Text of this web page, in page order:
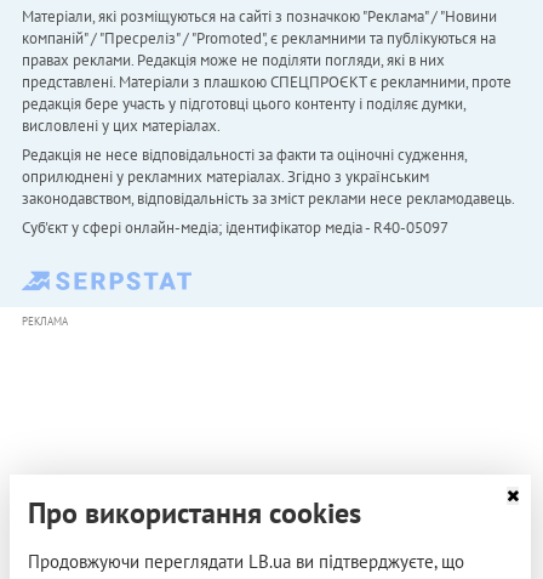
Матеріали, які розміщуються на сайті з позначкою "Реклама" / "Новини
компаній" / "Пресреліз" / "Promoted", є рекламними та публікуються на
правах реклами. Редакція може не поділяти погляди, які в них
представлені. Матеріали з плашкою СПЕЦПРОЄКТ є рекламними, проте
редакція бере участь у підготовці цього контенту і поділяє думки,
висловлені у цих матеріалах.
Редакція не несе відповідальності за факти та оціночні судження,
оприлюднені у рекламних матеріалах. Згідно з українським
законодавством, відповідальність за зміст реклами несе рекламодавець.
Cуб'єкт у сфері онлайн-медіа; ідентифікатор медіа - R40-05097
РЕКЛАМА
Про використання cookies
Продовжуючи переглядати LB.ua ви підтверджуєте, що